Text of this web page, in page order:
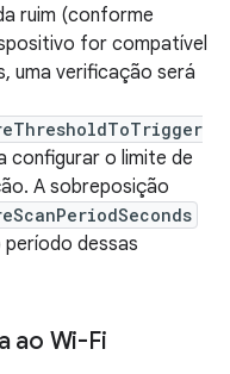
ruim (conforme
for compatível
uma verificação será
configurar o limite de
A sobreposição
dessas
ao Wi-Fi